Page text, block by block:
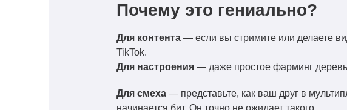
Почему это гениально?
Для контента — если вы стримите или делаете
TikTok.
Для настроения — даже простое фарминг
Для смеха — представьте, как ваш друг в
начинается бит. Он точно не ожидает такого.